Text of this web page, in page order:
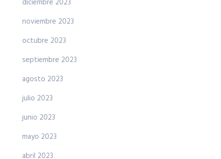
diciembre 2023
noviembre 2023
octubre 2023
septiembre 2023
agosto 2023
julio 2023
junio 2023
mayo 2023
abril 2023